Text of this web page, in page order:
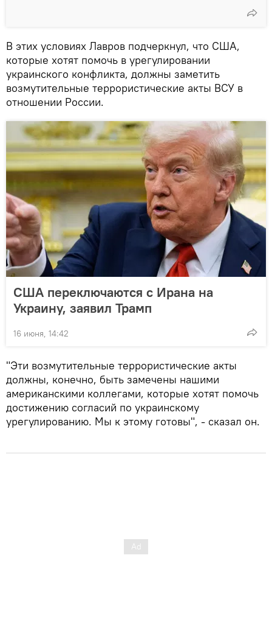
В этих условиях Лавров подчеркнул, что США,
которые хотят помочь в урегулировании
украинского конфликта, должны заметить
возмутительные террористические акты ВСУ в
отношении России.
США переключаются с Ирана на
Украину, заявил Трамп
16 июня, 14:42
"Эти возмутительные террористические акты
должны, конечно, быть замечены нашими
американскими коллегами, которые хотят помочь
достижению согласий по украинскому
урегулированию. Мы к этому готовы", - сказал он.